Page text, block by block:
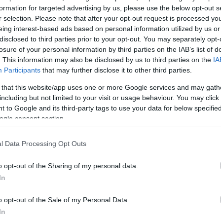
for targeted advertising by us, please use the below opt-out
selection. Please note that after your opt-out request is processed
interest-based ads based on personal information utilized by us
to third parties prior to your opt-out. You may separately
of your personal information by third parties on the IAB’s list of
This information may also be disclosed by us to third parties on the
Participants that may further disclose it to other third parties.
that this website/app uses one or more Google services and may
but not limited to your visit or usage behaviour. You may
to Google and its third-party tags to use your data for below
consent section.
Data Processing Opt Outs
opt-out of the Sharing of my personal data.
opt-out of the Sale of my Personal Data.
τα οποία θα εξυπηρετούν τις λειτουργίες των
χώρου στάθμευσης.
αεροσκαφών, βόρεια του κτιρίου 056 της
καλύπτει συνολική έκταση 23.600 τ.μ. για τη
Aviation & Business Aviation.
ΔΙΑΦΗΜΙΣΗ